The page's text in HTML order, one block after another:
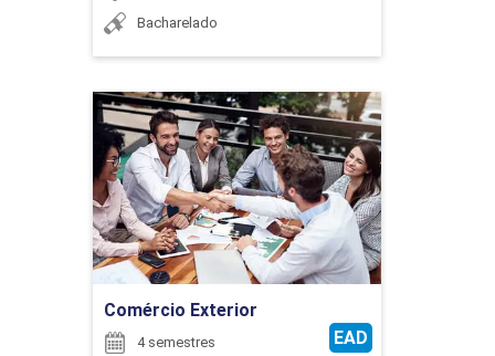
Bacharelado
Comércio Exterior
EAD
4 semestres
Comércio Exterior
Detalhes do curso
Ir para Inscrição